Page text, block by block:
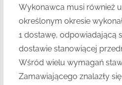
Wykonawca musi również
określonym okresie
1 dostawę, odpowiadającą
dostawie stanowiącej
Wśród wielu wymagań
Zamawiającego znalazły